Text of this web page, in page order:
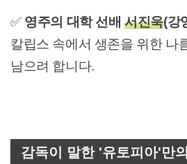
✅ 영주의 대학 선배서진욱(강
칼립스 속에서 생존을 위한 나
남으려 합니다.
감독이 말한 '유토피아'만